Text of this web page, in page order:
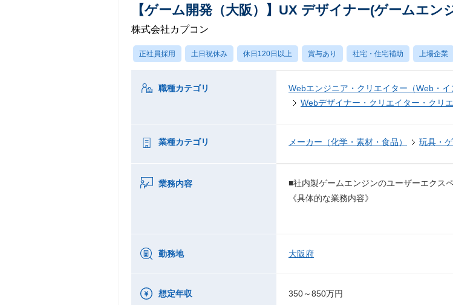
【ゲーム開発（大阪）】UX デザイナー(ゲームエン
株式会社カプコン
正社員採用 土日祝休み 休日120日以上 賞与あり 社宅・住宅補助 上場企業
職種カテゴリ
Webエンジニア・クリエイター（Web・イ
Webデザイナー・クリエイター・クリ
業種カテゴリ メーカー（化学・素材・食品） 玩具・
業務内容
■社内製ゲームエンジンのユーザーエクス
《具体的な業務内容》
勤務地 大阪府
想定年収 350～850万円